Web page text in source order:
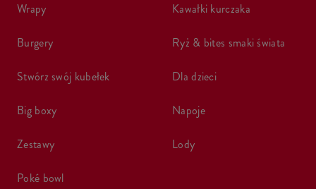
wrapy
burgery
stwórz swój kubełek
big boxy
zestawy
poké bowl
kawałki kurczaka
ryż & bites smaki świata
dla dzieci
napoje
lody